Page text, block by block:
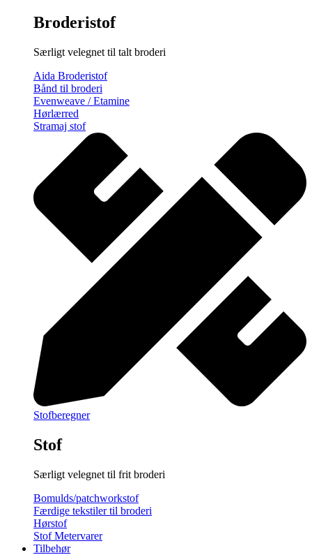
Broderistof
Særligt velegnet til talt broderi
Aida Broderistof
Bånd til broderi
Evenweave / Etamine
Hørlærred
Stramaj stof
Stofberegner
Stof
Særligt velegnet til frit broderi
Bomulds/patchworkstof
Færdige tekstiler til broderi
Hørstof
Stof Metervarer
Tilbehør